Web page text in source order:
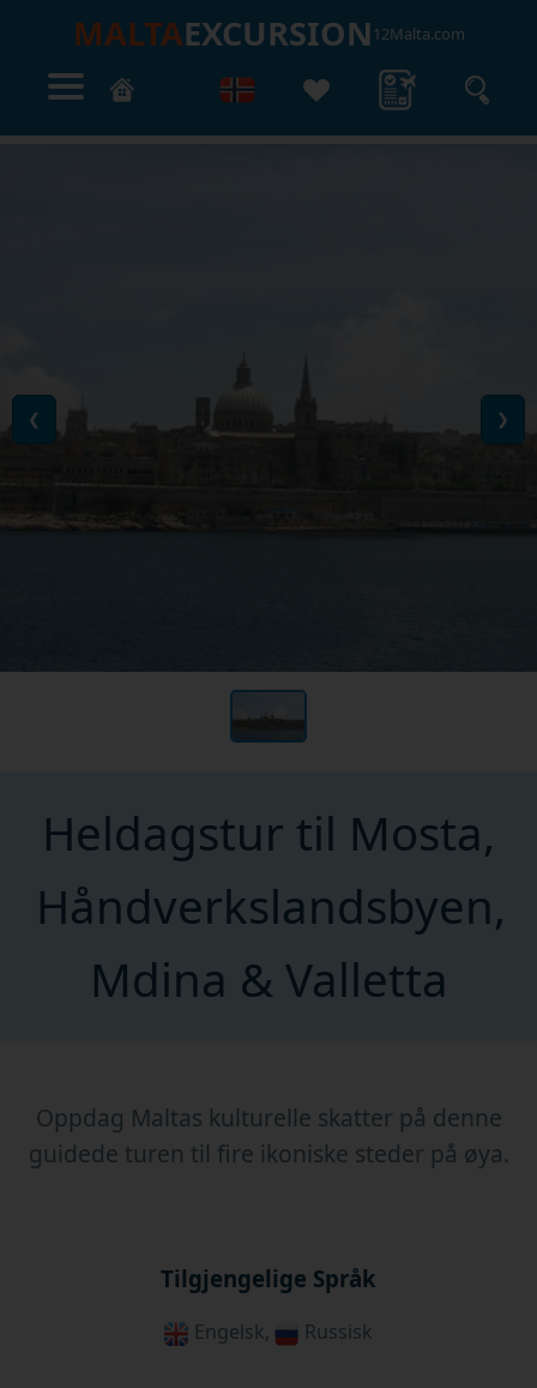
MALTAEXCURSION 12Malta.com
❮ ❯
Heldagstur til Mosta,
Håndverkslandsbyen,
Mdina & Valletta
Oppdag Maltas kulturelle skatter på denne
guidede turen til fire ikoniske steder på øya.
Tilgjengelige Språk
Engelsk, Russisk